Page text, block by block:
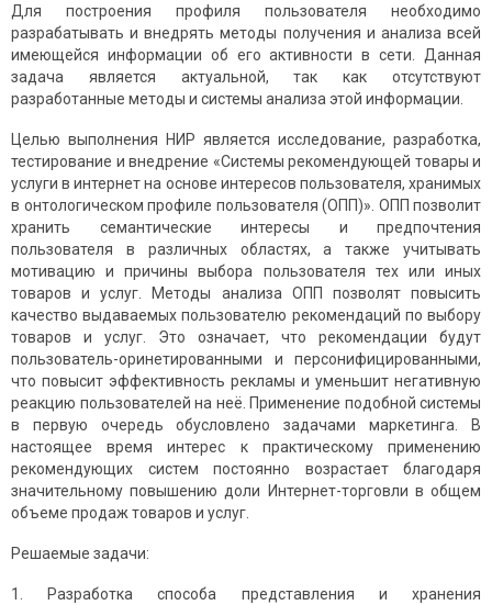
Для построения профиля пользователя необходимо
разрабатывать и внедрять методы получения и анализа всей
имеющейся информации об его активности в сети. Данная
задача является актуальной, так как отсутствуют
разработанные методы и системы анализа этой информации.
Целью выполнения НИР является исследование, разработка,
тестирование и внедрение «Системы рекомендующей товары и
услуги в интернет на основе интересов пользователя, хранимых
в онтологическом профиле пользователя (ОПП)». ОПП позволит
хранить семантические интересы и предпочтения
пользователя в различных областях, а также учитывать
мотивацию и причины выбора пользователя тех или иных
товаров и услуг. Методы анализа ОПП позволят повысить
качество выдаваемых пользователю рекомендаций по выбору
товаров и услуг. Это означает, что рекомендации будут
пользователь-оринетированными и персонифицированными,
что повысит эффективность рекламы и уменьшит негативную
реакцию пользователей на неё. Применение подобной системы
в первую очередь обусловлено задачами маркетинга. В
настоящее время интерес к практическому применению
рекомендующих систем постоянно возрастает благодаря
значительному повышению доли Интернет-торговли в общем
объеме продаж товаров и услуг.
Решаемые задачи:
Разработка способа представления и хранения